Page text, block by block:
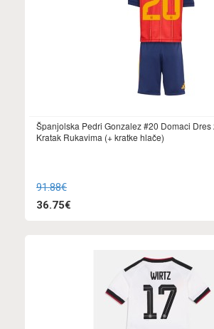
Španjolska Pedri Gonzalez #20 Domaci Dres
Kratak Rukavima (+ kratke hlače)
91.88€
36.75€